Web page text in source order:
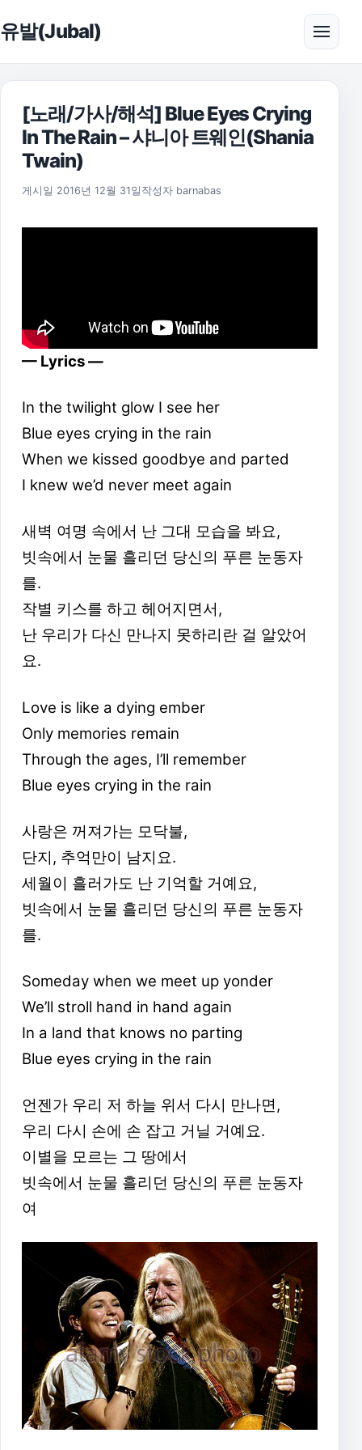
유발(Jubal) 메뉴
[노래/가사/해석] Blue Eyes Crying
In The Rain – 샤니아 트웨인(Shania
Twain)
게시일 2016년 12월 31일 2021년 7월 26일
작성자 barnabas
— Lyrics —
In the twilight glow I see her
Blue eyes crying in the rain
When we kissed goodbye and parted
I knew we’d never meet again
새벽 여명 속에서 난 그대 모습을 봐요,
빗속에서 눈물 흘리던 당신의 푸른 눈동자
를.
작별 키스를 하고 헤어지면서,
난 우리가 다신 만나지 못하리란 걸 알았어
요.
Love is like a dying ember
Only memories remain
Through the ages, I’ll remember
Blue eyes crying in the rain
사랑은 꺼져가는 모닥불,
단지, 추억만이 남지요.
세월이 흘러가도 난 기억할 거예요,
빗속에서 눈물 흘리던 당신의 푸른 눈동자
를.
Someday when we meet up yonder
We’ll stroll hand in hand again
In a land that knows no parting
Blue eyes crying in the rain
언젠가 우리 저 하늘 위서 다시 만나면,
우리 다시 손에 손 잡고 거닐 거예요.
이별을 모르는 그 땅에서
빗속에서 눈물 흘리던 당신의 푸른 눈동자
여